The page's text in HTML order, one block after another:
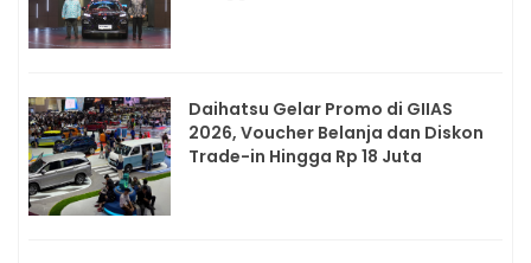
Daihatsu Gelar Promo di GIIAS
2026, Voucher Belanja dan Diskon
Trade-in Hingga Rp 18 Juta